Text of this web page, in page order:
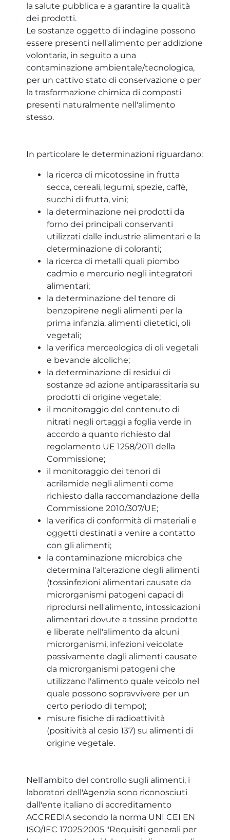
la salute pubblica e a garantire la qualità
dei prodotti.
Le sostanze oggetto di indagine possono
essere presenti nell'alimento per addizione
volontaria, in seguito a una
contaminazione ambientale/tecnologica,
per un cattivo stato di conservazione o per
la trasformazione chimica di composti
presenti naturalmente nell'alimento
stesso.
In particolare le determinazioni riguardano:
la ricerca di micotossine in frutta
secca, cereali, legumi, spezie, caffè,
succhi di frutta, vini;
la determinazione nei prodotti da
forno dei principali conservanti
utilizzati dalle industrie alimentari e la
determinazione di coloranti;
la ricerca di metalli quali piombo
cadmio e mercurio negli integratori
alimentari;
la determinazione del tenore di
benzopirene negli alimenti per la
prima infanzia, alimenti dietetici, oli
vegetali;
la verifica merceologica di oli vegetali
e bevande alcoliche;
la determinazione di residui di
sostanze ad azione antiparassitaria su
prodotti di origine vegetale;
il monitoraggio del contenuto di
nitrati negli ortaggi a foglia verde in
accordo a quanto richiesto dal
regolamento UE 1258/2011 della
Commissione;
il monitoraggio dei tenori di
acrilamide negli alimenti come
richiesto dalla raccomandazione della
Commissione 2010/307/UE;
la verifica di conformità di materiali e
oggetti destinati a venire a contatto
con gli alimenti;
la contaminazione microbica che
determina l'alterazione degli alimenti
(tossinfezioni alimentari causate da
microrganismi patogeni capaci di
riprodursi nell'alimento, intossicazioni
alimentari dovute a tossine prodotte
e liberate nell'alimento da alcuni
microrganismi, infezioni veicolate
passivamente dagli alimenti causate
da microrganismi patogeni che
utilizzano l'alimento quale veicolo nel
quale possono sopravvivere per un
certo periodo di tempo);
misure fisiche di radioattività
(positività al cesio 137) su alimenti di
origine vegetale.
Nell'ambito del controllo sugli alimenti, i
laboratori dell'Agenzia sono riconosciuti
dall'ente italiano di accreditamento
ACCREDIA secondo la norma UNI CEI EN
ISO/IEC 17025:2005 "Requisiti generali per